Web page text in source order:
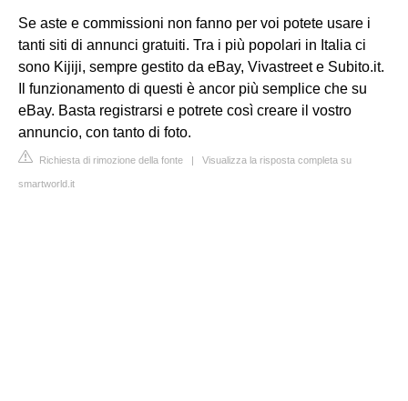
Se aste e commissioni non fanno per voi potete usare i
tanti siti di annunci gratuiti. Tra i più popolari in Italia ci
sono Kijiji, sempre gestito da eBay, Vivastreet e Subito.it.
Il funzionamento di questi è ancor più semplice che su
eBay. Basta registrarsi e potrete così creare il vostro
annuncio, con tanto di foto.
Richiesta di rimozione della fonte | Visualizza la risposta completa su
smartworld.it